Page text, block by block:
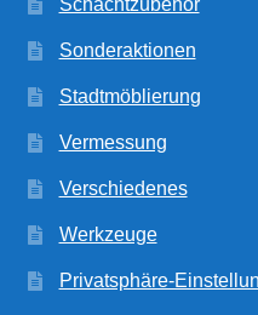
Schachtzubehör
Sonderaktionen
Stadtmöblierung
Vermessung
Verschiedenes
Werkzeuge
Privatsphäre-